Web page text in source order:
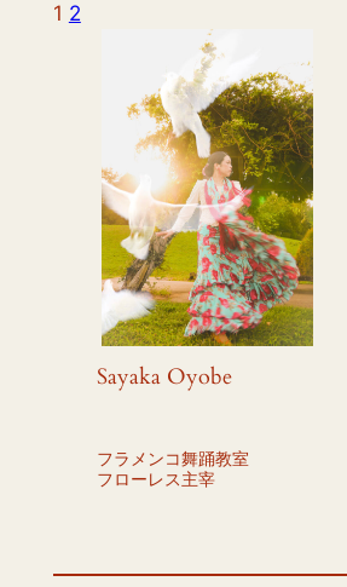
1 2
Sayaka Oyobe
フラメンコ舞踊教室
フローレス主宰